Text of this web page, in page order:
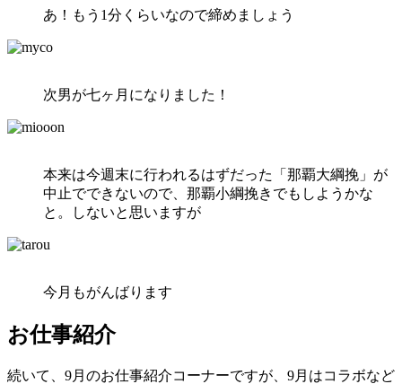
あ！もう1分くらいなので締めましょう
次男が七ヶ月になりました！
本来は今週末に行われるはずだった「那覇大綱挽」が
中止でできないので、那覇小綱挽きでもしようかな
と。しないと思いますが
今月もがんばります
お仕事紹介
続いて、9月のお仕事紹介コーナーですが、9月はコラボなど